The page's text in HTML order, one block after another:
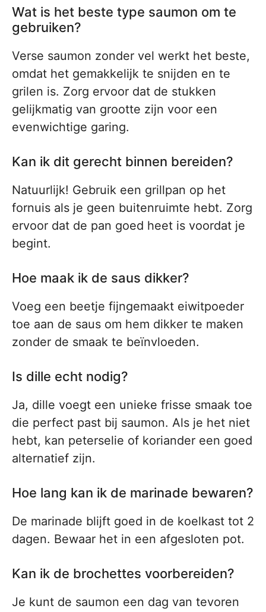
Wat is het beste type saumon om te
gebruiken?
Verse saumon zonder vel werkt het beste,
omdat het gemakkelijk te snijden en te
grilen is. Zorg ervoor dat de stukken
gelijkmatig van grootte zijn voor een
evenwichtige garing.
Kan ik dit gerecht binnen bereiden?
Natuurlijk! Gebruik een grillpan op het
fornuis als je geen buitenruimte hebt. Zorg
ervoor dat de pan goed heet is voordat je
begint.
Hoe maak ik de saus dikker?
Voeg een beetje fijngemaakt eiwitpoeder
toe aan de saus om hem dikker te maken
zonder de smaak te beïnvloeden.
Is dille echt nodig?
Ja, dille voegt een unieke frisse smaak toe
die perfect past bij saumon. Als je het niet
hebt, kan peterselie of koriander een goed
alternatief zijn.
Hoe lang kan ik de marinade bewaren?
De marinade blijft goed in de koelkast tot 2
dagen. Bewaar het in een afgesloten pot.
Kan ik de brochettes voorbereiden?
Je kunt de saumon een dag van tevoren